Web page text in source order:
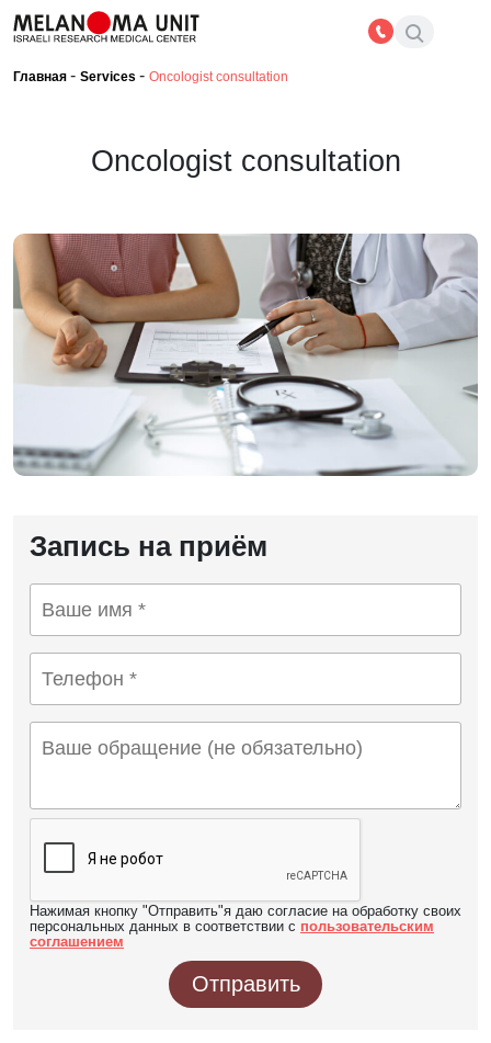
Главная - Services - Oncologist consultation
Oncologist consultation
Запись на приём
Нажимая кнопку "Отправить"я даю согласие на обработку своих
персональных данных в соответствии с пользовательским
соглашением
Отправить